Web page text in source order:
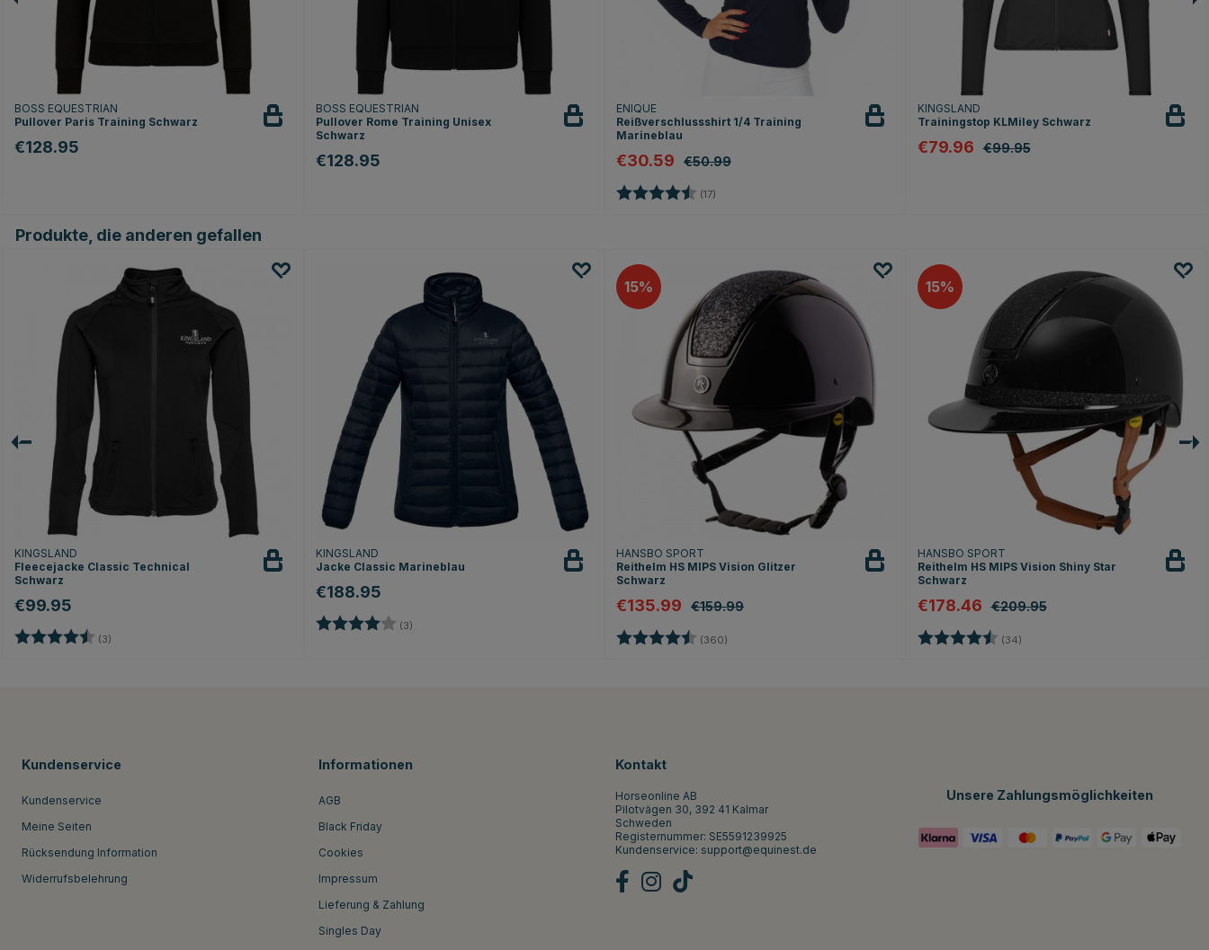
BOSS EQUESTRIAN
Pullover Paris Training Schwarz
€128.95
BOSS EQUESTRIAN
Pullover Rome Training Unisex
Schwarz
€128.95
ENIQUE
Reißverschlussshirt 1/4 Training
Marineblau
€30.59 €50.99
Bewertung: (17)
KINGSLAND
Trainingstop KLMiley Schwarz
€79.96 €99.95
Produkte, die anderen gefallen
KINGSLAND
Fleecejacke Classic Technical
Schwarz
€99.95
Bewertung: (3)
KINGSLAND
Jacke Classic Marineblau
€188.95
Bewertung: (3)
15
HANSBO SPORT
Reithelm HS MIPS Vision Glitzer
Schwarz
€135.99 €159.99
Bewertung: (360)
15
HANSBO SPORT
Reithelm HS MIPS Vision Shiny Star
Schwarz
€178.46 €209.95
Bewertung: (34)
Kundenservice
Kundenservice
Meine Seiten
Rücksendung Information
Widerrufsbelehrung
Informationen
AGB
Black Friday
Cookies
Impressum
Lieferung & Zahlung
Singles Day
Kontakt
Horseonline AB
Pilotvägen 30, 392 41 Kalmar
Schweden
Registernummer: SE5591239925
Kundenservice: support@equinest.de
Unsere Zahlungsmöglichkeiten